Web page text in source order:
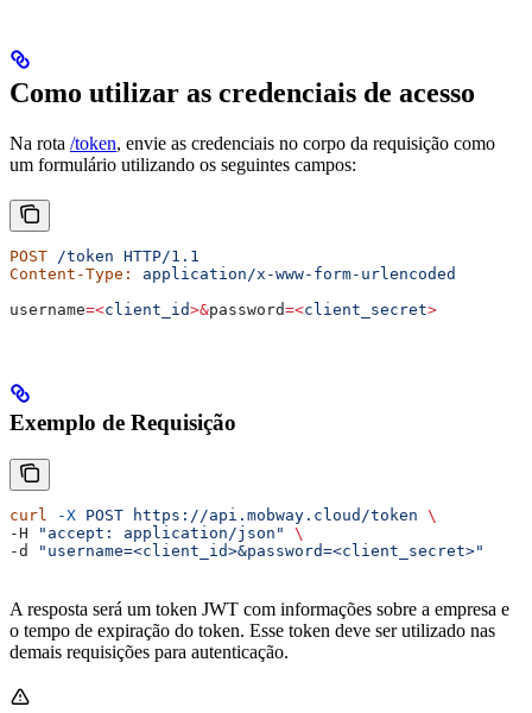
Como utilizar as credenciais de acesso
Na rota /token, envie as credenciais no corpo da requisição como
um formulário utilizando os seguintes campos:
POST /token HTTP/1.1
Content-Type:
application/x-www-form-urlencoded
username=<client_id>&password=<client_secret>
Exemplo de Requisição
curl -X POST https://api.mobway.cloud/token \
-H
"accept: application/json"
\
-d
"username=<client_id>&password=<client_secret>"
A resposta será um token JWT com informações sobre a empresa e
o tempo de expiração do token. Esse token deve ser utilizado nas
demais requisições para autenticação.